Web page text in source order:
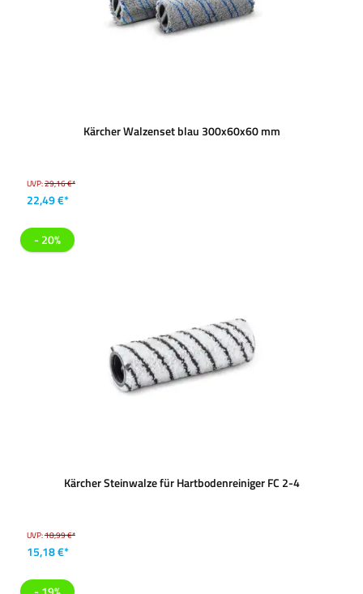
Kärcher Walzenset blau 300x60x60 mm
UVP:29,16 €*
22,49 €*
- 20%
Kärcher Steinwalze für Hartbodenreiniger FC 2-4
UVP:18,99 €*
15,18 €*